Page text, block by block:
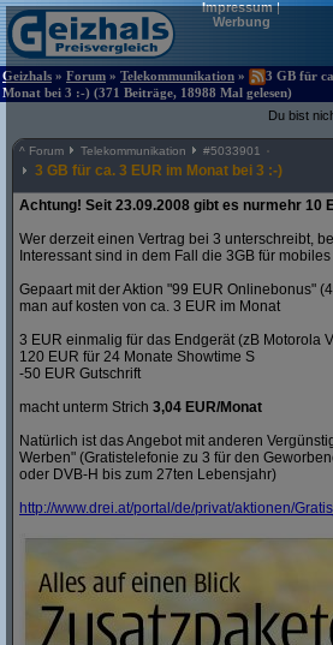
Impressum|
Werbung
Geizhals » Forum » Telekommunikation »
3 GB für
Monat bei 3 :-) (371 Beiträge, 18988 Mal gelesen)
Du bist
^ Forum Telekommunikation #5033901
3 GB für ca. 3 EUR im Monat bei 3 :-)
Achtung! Seit 23.09.2008 gibt es nurmehr 10
Wer derzeit einen Vertrag bei 3 unterschreibt,
Interessant sind in dem Fall die 3GB für
Gepaart mit der Aktion "99 EUR Onlinebonus"
man auf kosten von ca. 3 EUR im Monat
3 EUR einmalig für das Endgerät (zB Motorola
120 EUR für 24 Monate Showtime S
-50 EUR Gutschrift
macht unterm Strich 3,04 EUR/Monat
Natürlich ist das Angebot mit anderen
Werben" (Gratistelefonie zu 3 für den
oder DVB-H bis zum 27ten Lebensjahr)
http://www.drei.at/portal/de/privat/aktionen/